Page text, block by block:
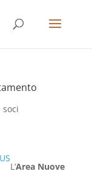
soci
L’Area Nuove